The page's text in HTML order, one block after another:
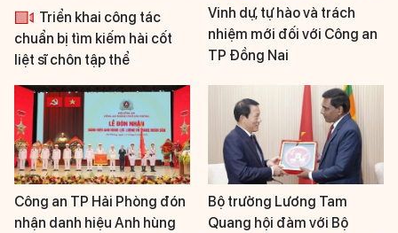
Triển khai công tác
chuẩn bị tìm kiếm hài cốt
liệt sĩ chôn tập thể
Vinh dự, tự hào và trách
nhiệm mới đối với Công an
TP Đồng Nai
Công an TP Hải Phòng đón
nhận danh hiệu Anh hùng
Bộ trưởng Lương Tam
Quang hội đàm với Bộ